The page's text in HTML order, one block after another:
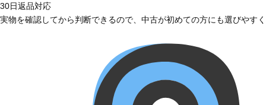
30日返品対応
実物を確認してから判断できるので、中古が初めての方にも選びやす